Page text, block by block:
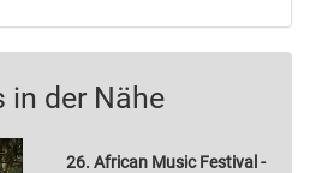
in der Nähe
26. African Music Festival -